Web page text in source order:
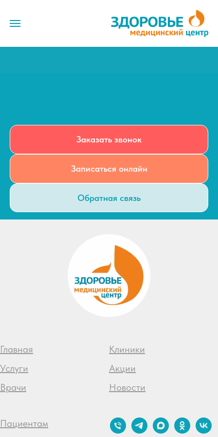
Форма записи
Заказать звонок
Записаться онлайн
Обратная связь
Главная
Услуги
Врачи
Клиники
Акции
Новости
Пациентам